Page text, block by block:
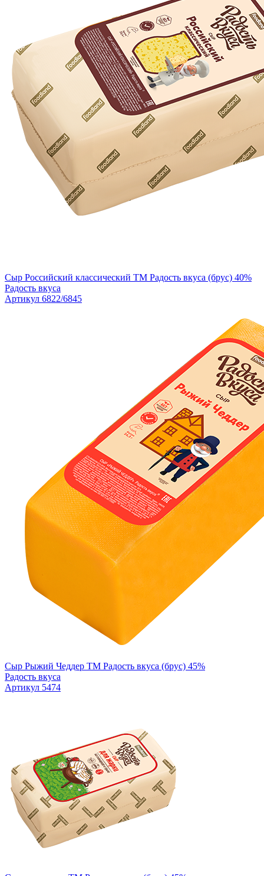
Сыр Российский классический TM Радость вкуса (брус) 40%
Радость вкуса
Артикул 6822/6845
Сыр Рыжий Чеддер ТМ Радость вкуса (брус) 45%
Радость вкуса
Артикул 5474